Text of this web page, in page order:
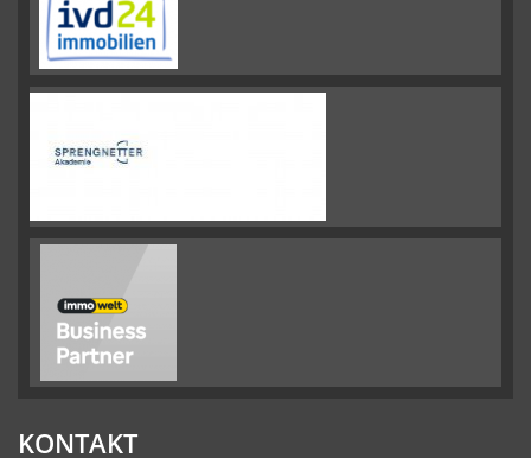
KONTAKT